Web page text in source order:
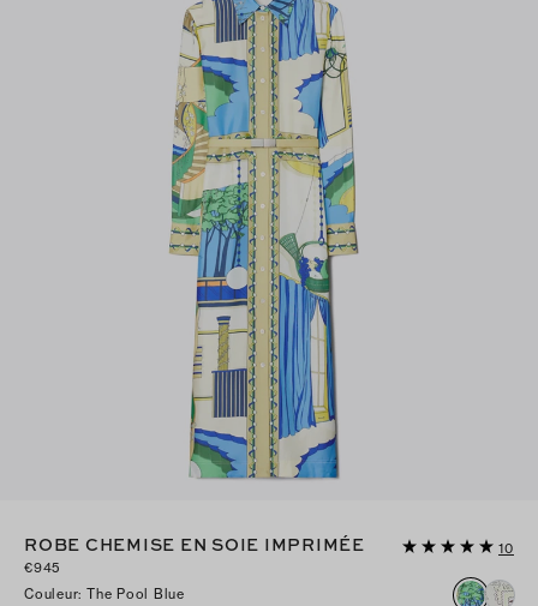
ROBE CHEMISE EN SOIE IMPRIMÉE
10
€945
Couleur: The Pool Blue